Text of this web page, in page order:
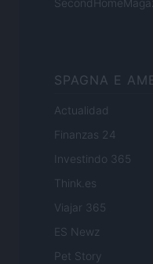
SPAGNA E
Actualidad
Finanzas 24
Investindo 365
Think.es
Viajar 365
ES Newz
Pet Story